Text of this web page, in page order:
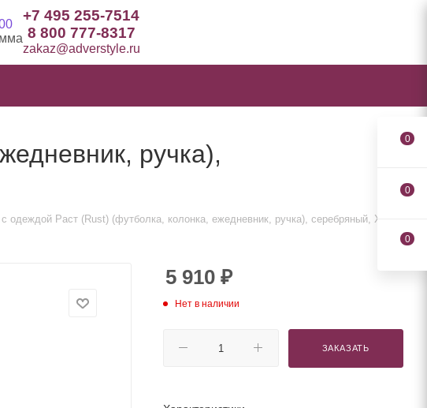
+7 495 255-7514
8 800 777-8317
zakaz@adverstyle.ru
ручка),
одеждой Раст (Rust) (футболка, колонка, ежедневник, ручка), серебряный, XS/S
5 910 ₽
Нет в наличии
ЗАКАЗАТЬ
0
0
0